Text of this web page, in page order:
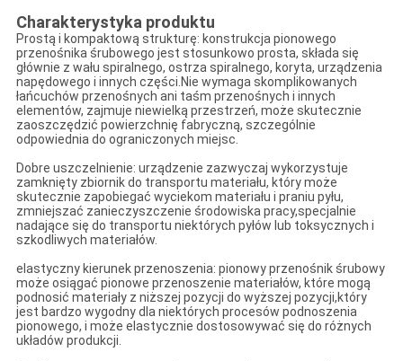
Charakterystyka produktu
Prostą i kompaktową strukturę: konstrukcja pionowego
przenośnika śrubowego jest stosunkowo prosta, składa się
głównie z wału spiralnego, ostrza spiralnego, koryta, urządzenia
napędowego i innych części.Nie wymaga skomplikowanych
łańcuchów przenośnych ani taśm przenośnych i innych
elementów, zajmuje niewielką przestrzeń, może skutecznie
zaoszczędzić powierzchnię fabryczną, szczególnie
odpowiednia do ograniczonych miejsc.
Dobre uszczelnienie: urządzenie zazwyczaj wykorzystuje
zamknięty zbiornik do transportu materiału, który może
skutecznie zapobiegać wyciekom materiału i praniu pyłu,
zmniejszać zanieczyszczenie środowiska pracy,specjalnie
nadające się do transportu niektórych pyłów lub toksycznych i
szkodliwych materiałów.
elastyczny kierunek przenoszenia: pionowy przenośnik śrubowy
może osiągać pionowe przenoszenie materiałów, które mogą
podnosić materiały z niższej pozycji do wyższej pozycji,który
jest bardzo wygodny dla niektórych procesów podnoszenia
pionowego, i może elastycznie dostosowywać się do różnych
układów produkcji.